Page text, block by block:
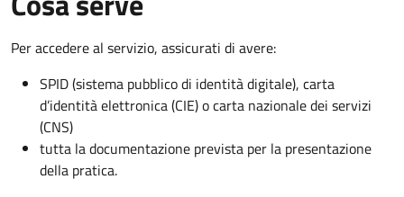
Per accedere al servizio, assicurati di avere:
SPID (sistema pubblico di identità digitale), carta
d’identità elettronica (CIE) o carta nazionale dei servizi
(CNS)
tutta la documentazione prevista per la presentazione
della pratica.